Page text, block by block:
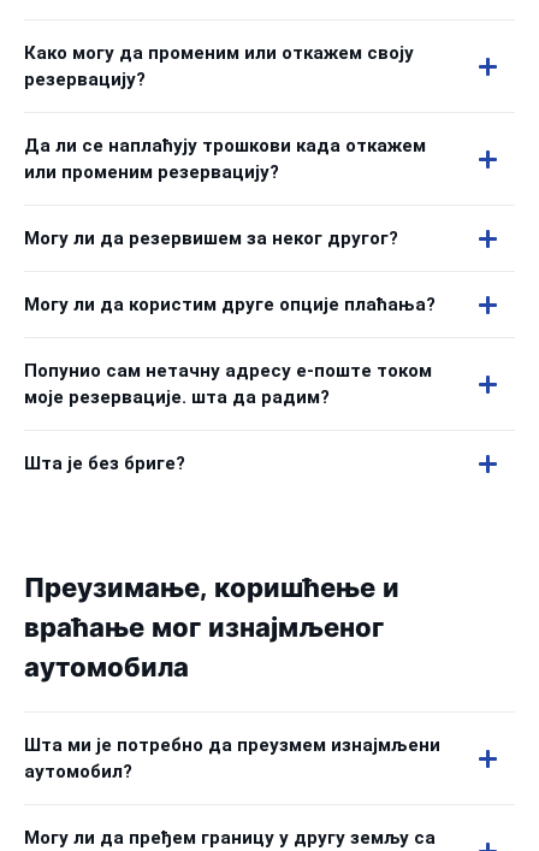
Како могу да променим или откажем своју
резервацију?
Да ли се наплаћују трошкови када откажем
или променим резервацију?
Могу ли да резервишем за неког другог?
Могу ли да користим друге опције плаћања?
Попунио сам нетачну адресу е-поште током
моје резервације. шта да радим?
Шта је без бриге?
Преузимање, коришћење и
враћање мог изнајмљеног
аутомобила
Шта ми је потребно да преузмем изнајмљени
аутомобил?
Могу ли да пређем границу у другу земљу са